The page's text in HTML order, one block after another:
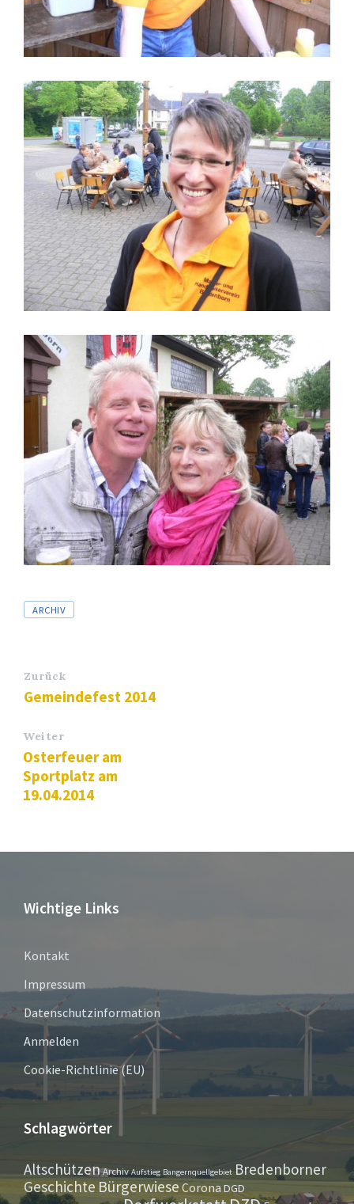
Tags
ARCHIV
Zurück
Gemeindefest 2014
Weiter
Osterfeuer am
Sportplatz am
19.04.2014
Wichtige Links
Kontakt
Impressum
Datenschutzinformation
Anmelden
Cookie-Richtlinie (EU)
Schlagwörter
AltschützenArchiv Aufstieg Bangernquellgebiet Bredenborner
Geschichte Bürgerwiese CoronaDGD